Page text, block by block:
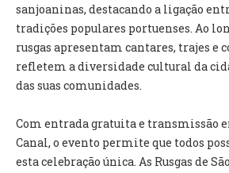
sanjoaninas, destacando a ligação
tradições populares portuenses. Ao
rusgas apresentam cantares, trajes e
refletem a diversidade cultural da
das suas comunidades.
Com entrada gratuita e transmissão
Canal, o evento permite que todos
esta celebração única. As Rusgas de